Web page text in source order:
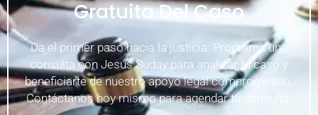
Gratuita Del Caso
Da el primer paso hacia la justicia. Programa una
consulta con Jesús Suday para analizar tu caso y
beneficiarte de nuestro apoyo legal comprometido.
Contáctanos hoy mismo para agendar tu consulta.